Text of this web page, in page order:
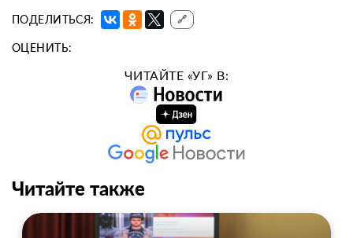
ПОДЕЛИТЬСЯ: 🔗
ОЦЕНИТЬ:
ЧИТАЙТЕ «УГ» В:
Читайте также